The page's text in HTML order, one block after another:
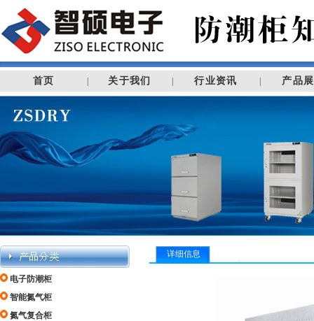
首页 关于我们 行业资讯 产品
电子防潮柜
智能氮气柜
氮气复合柜
详细信息